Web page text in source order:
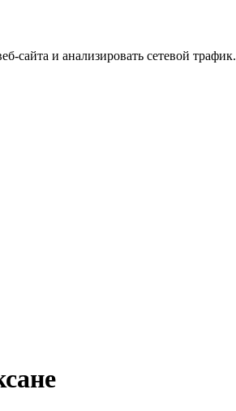
сайта и анализировать сетевой трафик.